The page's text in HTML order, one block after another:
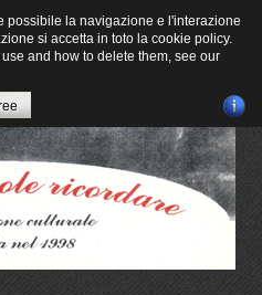
possibile la navigazione e l'interazione
si accetta in toto la cookie policy.
and how to delete them, see our